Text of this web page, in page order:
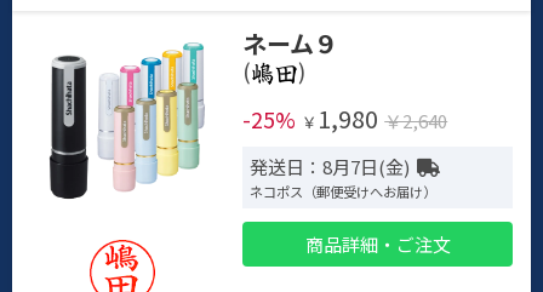
ネーム９
(
)
-25% ￥ 1,980 ￥2,640
発送日：8月7日(金)
ネコポス（郵便受けへお届け）
商品詳細・ご注文